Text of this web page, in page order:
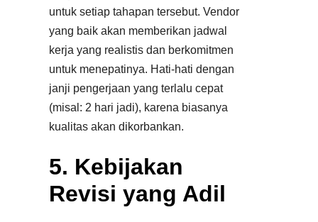
untuk setiap tahapan tersebut. Vendor
yang baik akan memberikan jadwal
kerja yang realistis dan berkomitmen
untuk menepatinya. Hati-hati dengan
janji pengerjaan yang terlalu cepat
(misal: 2 hari jadi), karena biasanya
kualitas akan dikorbankan.
5. Kebijakan
Revisi yang Adil